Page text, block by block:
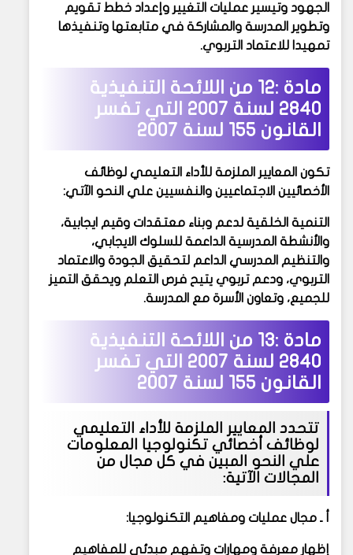
الجهود وتيسير عمليات التغيير وإعداد خطط تقويم
وتطوير المدرسة والمشاركة في متابعتها وتنفيذها
تمهيدا للاعتماد التربوي.
مادة :12 من
اللائحة التنفيذية
2840 لسنة 2007 التي تفسر
القانون 155 لسنة 2007
تكون المعايير الملزمة للأداء التعليمي لوظائف
الأخصائيين الاجتماعيين والنفسيين علي النحو الآتي:
التنمية الخلقية لدعم وبناء معتقدات وقيم ايجابية،
والأنشطة المدرسية الداعمة للسلوك الايجابي،
والتنظيم المدرسي الداعم لتحقيق الجودة والاعتماد
التربوي، ودعم تربوي يتيح فرص التعلم ويحقق التميز
للجميع، وتعاون الأسرة مع المدرسة.
مادة :13 من
اللائحة التنفيذية
2840 لسنة 2007 التي تفسر
القانون 155 لسنة 2007
تتحدد المعايير الملزمة للأداء التعليمي
لوظائف أخصائي تكنولوجيا المعلومات
علي النحو المبين في كل مجال من
المجالات الآتية:
أ ـ مجال عمليات ومفاهيم التكنولوجيا:
إظهار معرفة ومهارات وتفهم مبدئي للمفاهيم